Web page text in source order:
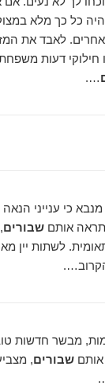
כל כך מלא
לאבד את
חילוקי דעות
….
כי ענייני
תראה אותםשבורים
לשתות יין
מבשר חדשות
אותםשבורים,